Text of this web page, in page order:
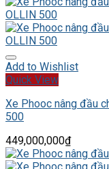
Add to Wishlist
Quick View
Xe Phooc nâng đầu
500
449,000,000₫